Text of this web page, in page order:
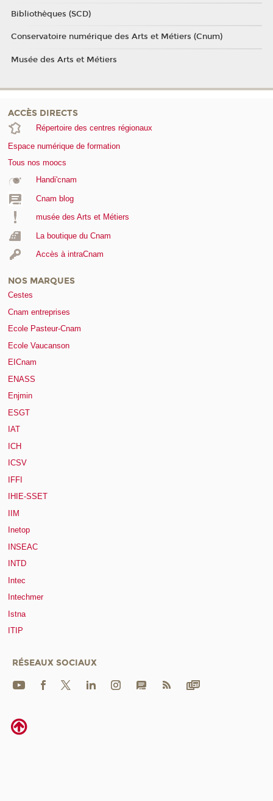
Bibliothèques (SCD)
Conservatoire numérique des Arts et Métiers (Cnum)
Musée des Arts et Métiers
ACCÈS DIRECTS
Répertoire des centres régionaux
Espace numérique de formation
Tous nos moocs
Handi'cnam
Cnam blog
musée des Arts et Métiers
La boutique du Cnam
Accès à intraCnam
NOS MARQUES
Cestes
Cnam entreprises
Ecole Pasteur-Cnam
Ecole Vaucanson
EICnam
ENASS
Enjmin
ESGT
IAT
ICH
ICSV
IFFI
IHIE-SSET
IIM
Inetop
INSEAC
INTD
Intec
Intechmer
Istna
ITIP
RÉSEAUX SOCIAUX